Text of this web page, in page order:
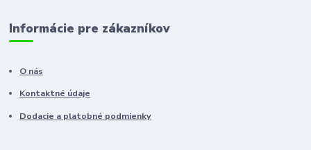
Informácie pre zákazníkov
O nás
Kontaktné údaje
Dodacie a platobné podmienky